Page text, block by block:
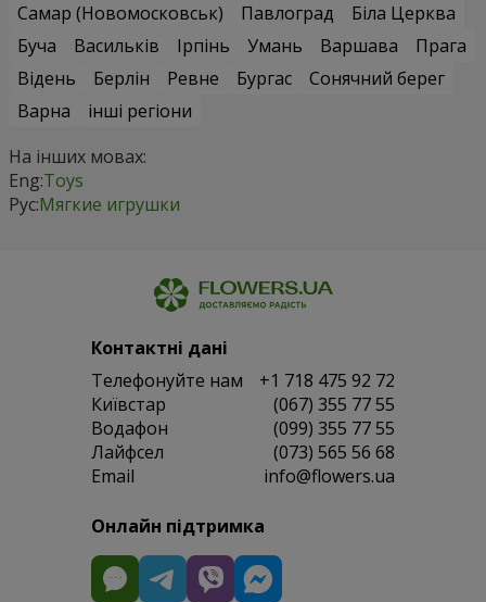
Самар (Новомосковськ)
Павлоград
Біла Церква
Буча
Васильків Ірпінь Умань Варшава
Прага
Відень
Берлін Ревне Бургас
Сонячний берег
Варна
інші регіони
На інших мовах:
Eng:Toys
Рус:Мягкие игрушки
Контактні дані
Телефонуйте нам
+1 718 475 92 72
Київстар
(067) 355 77 55
Водафон
(099) 355 77 55
Лайфсел
(073) 565 56 68
Email
info@flowers.ua
Онлайн підтримка